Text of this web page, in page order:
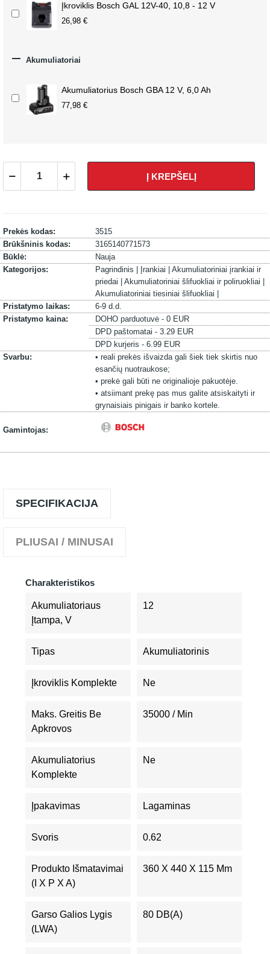
Įkroviklis Bosch GAL 12V-40, 10,8 - 12 V
26,98 €
 Akumuliatoriai
Akumuliatorius Bosch GBA 12 V, 6,0 Ah
77,98 €
Į KREPŠELĮ
Prekės kodas:
3515
Brūkšninis kodas:
3165140771573
Būklė:
Nauja
Kategorijos:
Pagrindinis | Įrankiai | Akumuliatoriniai įrankiai ir
priedai | Akumuliatoriniai šlifuokliai ir poliruokliai |
Akumuliatoriniai tiesiniai šlifuokliai |
Pristatymo laikas:
6-9 d.d.
Pristatymo kaina:
DOHO parduotuvė - 0 EUR
DPD paštomatai - 3.29 EUR
DPD kurjeris - 6.99 EUR
Svarbu:
• reali prekės išvaizda gali šiek tiek skirtis nuo
esančių nuotraukose;
• prekė gali būti ne originalioje pakuotėje.
• atsiimant prekę pas mus galite atsiskaityti ir
grynaisiais pinigais ir banko kortele.
Gamintojas:
SPECIFIKACIJA
PLIUSAI / MINUSAI
Charakteristikos
Akumuliatoriaus
Įtampa, V
12
Tipas Akumuliatorinis
Įkroviklis Komplekte Ne
Maks. Greitis Be
Apkrovos
35000 / Min
Akumuliatorius
Komplekte
Ne
Įpakavimas Lagaminas
Svoris 0.62
Produkto Išmatavimai
(I X P X A)
360 X 440 X 115 Mm
Garso Galios Lygis
(LWA)
80 DB(A)